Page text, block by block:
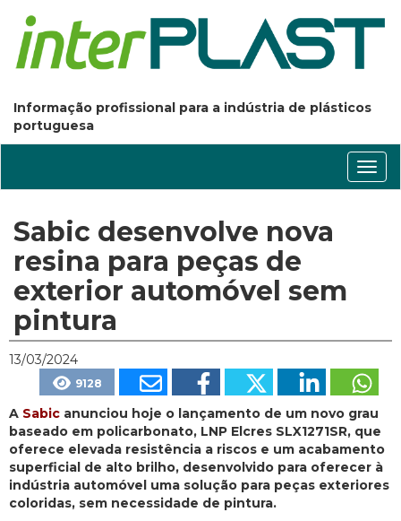
Informação profissional para a indústria de plásticos
portuguesa
Sabic desenvolve nova
resina para peças de
exterior automóvel sem
pintura
13/03/2024
9128
A Sabic anunciou hoje o lançamento de um novo grau
baseado em policarbonato, LNP Elcres SLX1271SR, que
oferece elevada resistência a riscos e um acabamento
superficial de alto brilho, desenvolvido para oferecer à
indústria automóvel uma solução para peças exteriores
coloridas, sem necessidade de pintura.